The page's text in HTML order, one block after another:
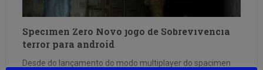
Specimen Zero Novo jogo de Sobrevivencia
terror para android
Desde do lançamento do modo multiplayer do spacimen